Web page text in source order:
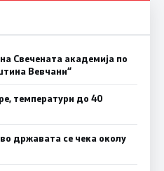
Свечената академија по
Вевчани“
температури до 40
државата се чека околу